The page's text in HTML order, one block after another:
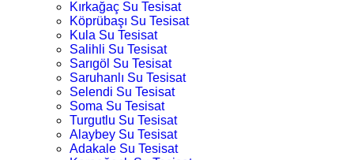
Kırkağaç Su Tesisat
Köprübaşı Su Tesisat
Kula Su Tesisat
Salihli Su Tesisat
Sarıgöl Su Tesisat
Saruhanlı Su Tesisat
Selendi Su Tesisat
Soma Su Tesisat
Turgutlu Su Tesisat
Alaybey Su Tesisat
Adakale Su Tesisat